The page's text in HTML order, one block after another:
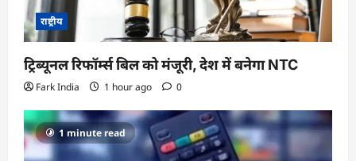
राष्ट्रीय
ट्रिब्यूनल रिफॉर्म्स बिल को मंजूरी, देश में बनेगा NTC
Fark India 1 hour ago 0
1 minute read